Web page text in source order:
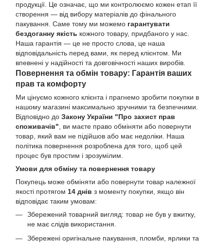
продукції. Це означає, що ми контролюємо кожен етап її
створення — від вибору матеріалів до фінального
пакування. Саме тому ми можемо гарантувати
бездоганну якість кожного товару, придбаного у нас.
Наша гарантія — це не просто слова, це наша
відповідальність перед вами, як перед клієнтом. Ми
впевнені у надійності та довговічності наших виробів.
Повернення та обмін товару: Гарантія ваших
прав та комфорту
Ми цінуємо кожного клієнта і прагнемо зробити покупки в
нашому магазині максимально зручними та безпечними.
Відповідно до Закону України "Про захист прав
споживачів", ви маєте право обміняти або повернути
товар, який вам не підійшов або має недоліки. Наша
політика повернення розроблена для того, щоб цей
процес був простим і зрозумілим.
Умови для обміну та повернення товару
Покупець може обміняти або повернути товар належної
якості протягом 14 днів з моменту покупки, якщо він
відповідає таким умовам:
Збережений товарний вигляд: товар не був у вжитку,
не має слідів використання.
Збережені оригінальне пакування, пломби, ярлики та